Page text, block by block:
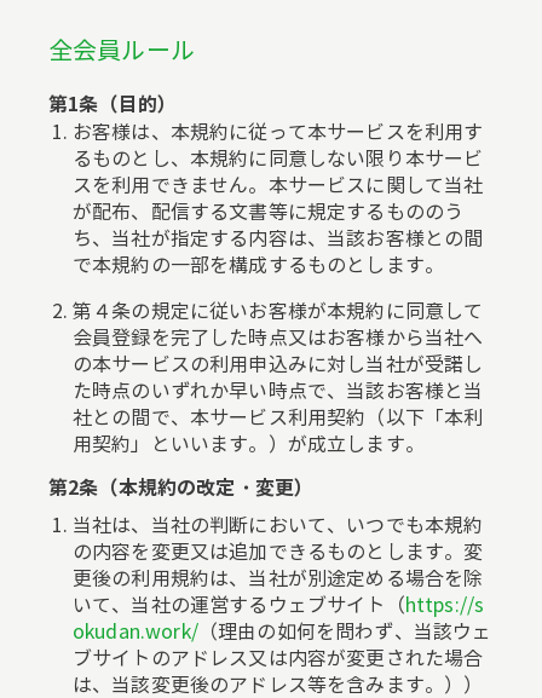
全会員ルール
第1条（目的）
お客様は、本規約に従って本サービスを利用す
るものとし、本規約に同意しない限り本サービ
スを利用できません。本サービスに関して当社
が配布、配信する文書等に規定するもののう
ち、当社が指定する内容は、当該お客様との間
で本規約の一部を構成するものとします。
第４条の規定に従いお客様が本規約に同意して
会員登録を完了した時点又はお客様から当社へ
の本サービスの利用申込みに対し当社が受諾し
た時点のいずれか早い時点で、当該お客様と当
社との間で、本サービス利用契約（以下「本利
用契約」といいます。）が成立します。
第2条（本規約の改定・変更）
当社は、当社の判断において、いつでも本規約
の内容を変更又は追加できるものとします。変
更後の利用規約は、当社が別途定める場合を除
いて、当社の運営するウェブサイト（https://s
okudan.work/（理由の如何を問わず、当該ウェ
ブサイトのアドレス又は内容が変更された場合
は、当該変更後のアドレス等を含みます。））